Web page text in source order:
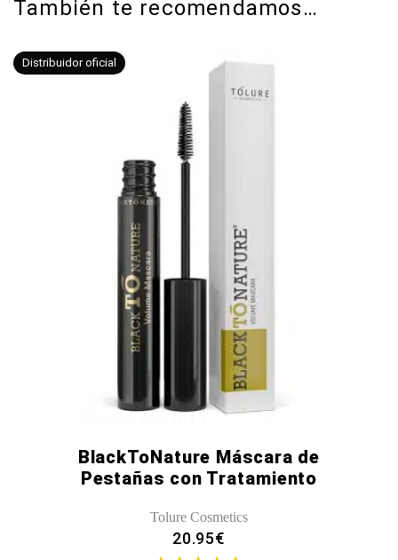
También te recomendamos…
Distribuidor oficial
BlackToNature Máscara de
Pestañas con Tratamiento
Tolure Cosmetics
20.95€